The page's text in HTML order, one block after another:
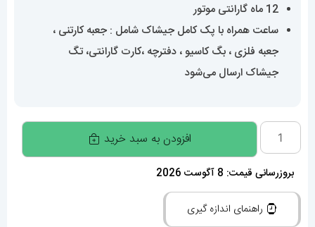
12 ماه گارانتی موتور
ساعت همراه با پک کامل جیشاک شامل : جعبه کارتنی ،
جعبه فلزی ، بگ کاسیو ، دفترچه ،کارت گارانتی، تگ
جیشاک ارسال می‌شود
ساعت
مچی
مردانه
کاسیو
افزودن به سبد خرید
بروزرسانی قیمت: 8 آگوست 2026
راهنمای اندازه گیری